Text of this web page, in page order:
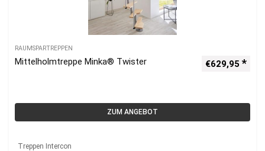
RAUMSPARTREPPEN
Mittelholmtreppe Minka® Twister €629,95
ZUM ANGEBOT
Treppen Intercon